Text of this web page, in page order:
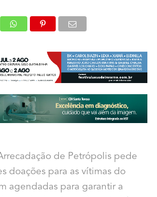
de Petrópolis pede
doações para as vítimas do
agendadas para garantir a